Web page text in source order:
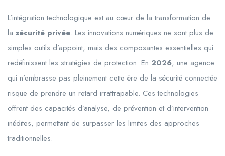
L’intégration technologique est au cœur de la transformation de
la sécurité privée. Les innovations numériques ne sont plus de
simples outils d’appoint, mais des composantes essentielles qui
redéfinissent les stratégies de protection. En 2026, une agence
qui n’embrasse pas pleinement cette ère de la sécurité connectée
risque de prendre un retard irrattrapable. Ces technologies
offrent des capacités d’analyse, de prévention et d’intervention
inédites, permettant de surpasser les limites des approches
traditionnelles.